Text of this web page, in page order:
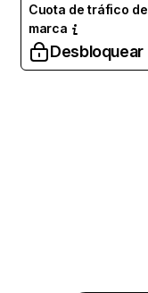
Cuota de tráfico de
marca
Desbloquear